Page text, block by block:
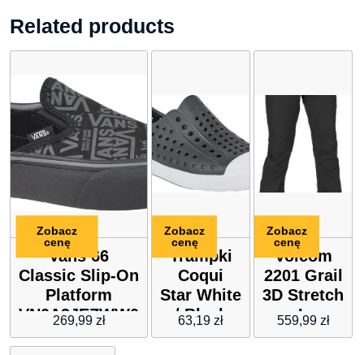
Related products
Vans 66
Classic Slip-On
Platform
VN0A3JEZWW0
Tenisówki i
269,99 zł
Zobacz
cenę
Trampki
Coqui
Star White
/ Black
63,19 zł
Zobacz
cenę
Volcom
2201 Grail
3D Stretch
L
559,99 zł
Zobacz
cenę